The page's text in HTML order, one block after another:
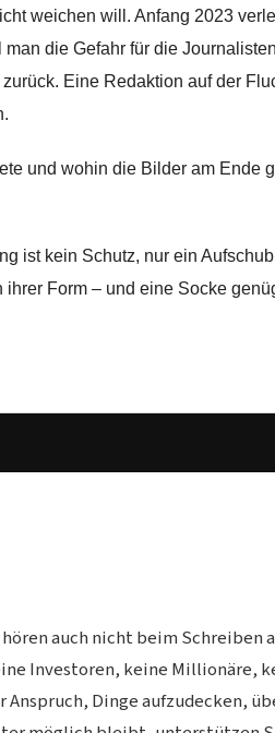
weichen will. Anfang 2023
die Gefahr für die
Eine Redaktion auf der
und wohin die Bilder am Ende
ist kein Schutz, nur ein
Form – und eine Socke
auch nicht beim Schreiben
Investoren, keine Millionäre,
Dinge aufzudecken,